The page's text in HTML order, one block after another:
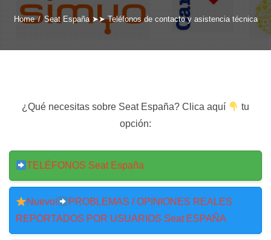
Home Seat España ➤➤ Teléfonos de contacto y asistencia técnica
¿Qué necesitas sobre Seat España? Clica aquí
tu
opción:
TELÉFONOS Seat España
Nuevo!
PROBLEMAS / OPINIONES REALES
REPORTADOS POR USUARIOS Seat ESPAÑA